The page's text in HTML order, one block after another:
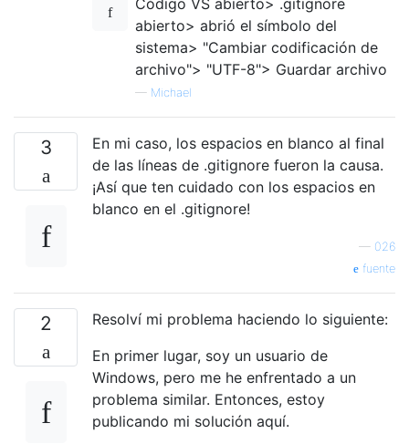
abierto> abrió el símbolo del
sistema> "Cambiar codificación de
archivo"> ​​"UTF-8"> Guardar archivo
— Michael
3
En mi caso, los espacios en blanco al final
de las líneas de .gitignore fueron la causa.
¡Así que ten cuidado con los espacios en
blanco en el .gitignore!
— 026
fuente
2
Resolví mi problema haciendo lo siguiente:
En primer lugar, soy un usuario de
Windows, pero me he enfrentado a un
problema similar. Entonces, estoy
publicando mi solución aquí.